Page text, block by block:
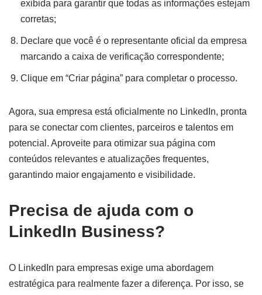
exibida para garantir que todas as informações estejam
corretas;
Declare que você é o representante oficial da empresa
marcando a caixa de verificação correspondente;
Clique em “Criar página” para completar o processo.
Agora, sua empresa está oficialmente no LinkedIn, pronta
para se conectar com clientes, parceiros e talentos em
potencial. Aproveite para otimizar sua página com
conteúdos relevantes e atualizações frequentes,
garantindo maior engajamento e visibilidade.
Precisa de ajuda com o
LinkedIn Business?
O LinkedIn para empresas exige uma abordagem
estratégica para realmente fazer a diferença. Por isso, se